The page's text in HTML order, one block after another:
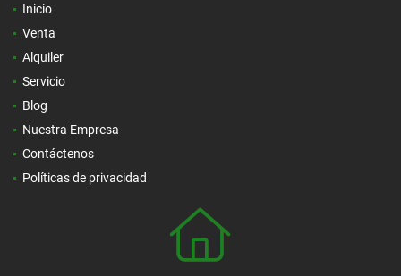
Inicio
Venta
Alquiler
Servicio
Blog
Nuestra Empresa
Contáctenos
Políticas de privacidad